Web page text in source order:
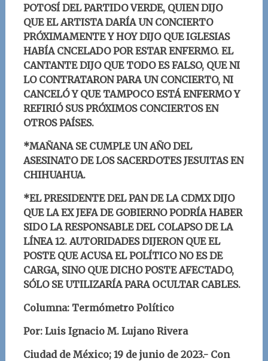
POTOSÍ DEL PARTIDO VERDE, QUIEN DIJO
QUE EL ARTISTA DARÍA UN CONCIERTO
PRÓXIMAMENTE Y HOY DIJO QUE IGLESIAS
HABÍA CNCELADO POR ESTAR ENFERMO. EL
CANTANTE DIJO QUE TODO ES FALSO, QUE NI
LO CONTRATARON PARA UN CONCIERTO, NI
CANCELÓ Y QUE TAMPOCO ESTÁ ENFERMO Y
REFIRIÓ SUS PRÓXIMOS CONCIERTOS EN
OTROS PAÍSES.
*MAÑANA SE CUMPLE UN AÑO DEL
ASESINATO DE LOS SACERDOTES JESUITAS EN
CHIHUAHUA.
*EL PRESIDENTE DEL PAN DE LA CDMX DIJO
QUE LA EX JEFA DE GOBIERNO PODRÍA HABER
SIDO LA RESPONSABLE DEL COLAPSO DE LA
LÍNEA 12. AUTORIDADES DIJERON QUE EL
POSTE QUE ACUSA EL POLÍTICO NO ES DE
CARGA, SINO QUE DICHO POSTE AFECTADO,
SÓLO SE UTILIZARÍA PARA OCULTAR CABLES.
Columna: Termómetro Político
Por: Luis Ignacio M. Lujano Rivera
Ciudad de México; 19 de junio de 2023.- Con